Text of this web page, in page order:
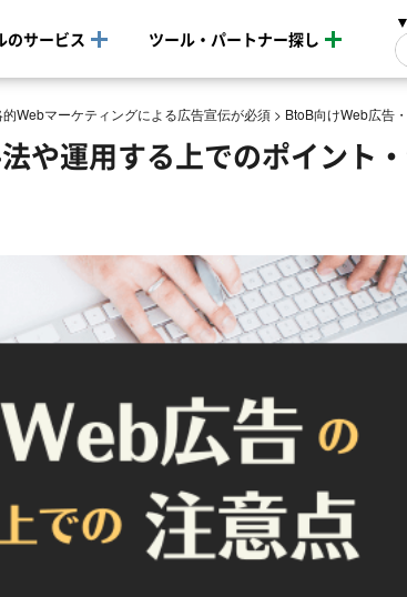
のサービス ツール・パートナー探し
Webマーケティングによる広告宣伝が必須 > BtoB向けWeb広告
や運用する上でのポイント